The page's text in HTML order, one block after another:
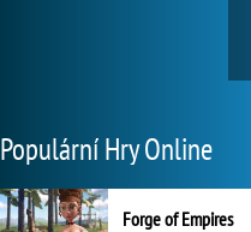
Populární Hry Online
Forge of Empires